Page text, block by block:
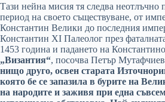
Тази нейна мисия тя следва неотлъчно
период на своето съществуване, от
Константин Велики до последния
Константин XI Палеолог през
1453 година и падането на
„Византия“, посочва Петър
нищо друго, освен старата
която бе се запазила в бурите на
на народите и заживя при една